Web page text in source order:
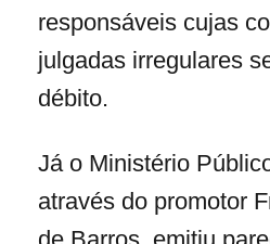
responsáveis cujas
julgadas irregulares
débito.
Já o Ministério
através do promotor